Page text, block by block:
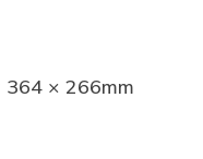
364 × 266mm